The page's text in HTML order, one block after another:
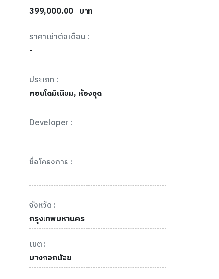
399,000.00 บาท
ราคาเช่าต่อเดือน :
-
ประเภท :
คอนโดมิเนียม, ห้องชุด
Developer :
ชื่อโครงการ :
จังหวัด :
กรุงเทพมหานคร
เขต :
บางกอกน้อย